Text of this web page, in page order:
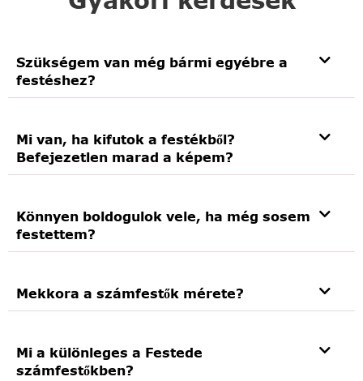
Szükségem van még bármi egyébre a
festéshez?
Mi van, ha kifutok a festékből?
Befejezetlen marad a képem?
Könnyen boldogulok vele, ha még sosem
festettem?
Mekkora a számfestők mérete?
Mi a különleges a Festede
számfestőkben?